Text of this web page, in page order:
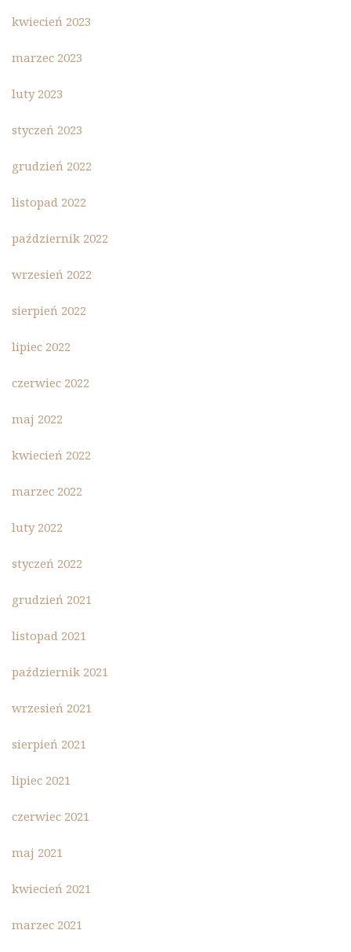
kwiecień 2023
marzec 2023
luty 2023
styczeń 2023
grudzień 2022
listopad 2022
październik 2022
wrzesień 2022
sierpień 2022
lipiec 2022
czerwiec 2022
maj 2022
kwiecień 2022
marzec 2022
luty 2022
styczeń 2022
grudzień 2021
listopad 2021
październik 2021
wrzesień 2021
sierpień 2021
lipiec 2021
czerwiec 2021
maj 2021
kwiecień 2021
marzec 2021